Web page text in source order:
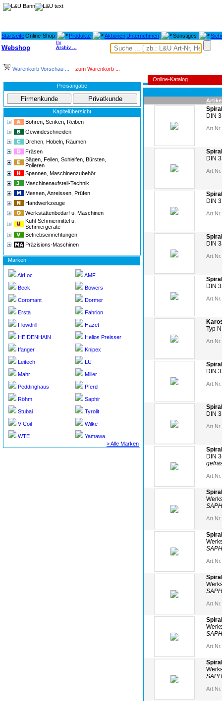
StartseiteOnline-Shop Produkte AktionenUnternehmen Sonstiges
Webshop
Ihr
Archiv ...
Warenkorb Vorschau ... zum Warenkorb ...
Preisangabe
Kapitelübersicht
Bohren, Senken, Reiben
Gewindeschneiden
Drehen, Hobeln, Räumen
Fräsen
Sägen, Feilen, Schleifen, Bürsten,
Polieren
Spannen, Maschinenzubehör
Maschinenaufstell-Technik
Messen, Anreissen, Prüfen
Handwerkzeuge
Werkstättenbedarf u. Maschinen
Kühl-Schmiermittel u.
Schmiergeräte
Betriebseinrichtungen
Präzisions-Maschinen
Marken
AirLoc AMF
Beck Bowers
Coromant Dormer
Ersta Fahrion
Flowdrill Hazet
HEIDENHAIN Helios Preisser
Ifanger Knipex
Leitech LU
Mahr Miller
Peddinghaus Pferd
Röhm Saphir
Stubai Tyrolit
V-Coil Wilke
WTE
Yamawa
> Alle Marken
Online-Katalog
DIN
DIN
DIN
DIN
DIN
Typ
DIN
DIN
DIN